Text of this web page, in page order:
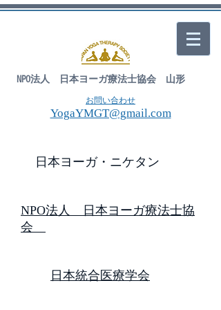
NPO法人 日本ヨーガ療法士協会 山形
お問い合わせ
YogaYMGT@gmail.com
日本ヨーガ・ニケタン
NPO法人 日本ヨーガ療法士協
会
日本統合医療学会